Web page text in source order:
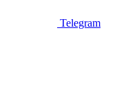
Telegram